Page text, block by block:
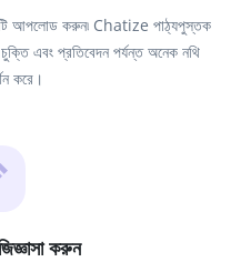
আপলোড করুন৷ Chatize পাঠ্যপুস্তক
এবং প্রতিবেদন পর্যন্ত অনেক নথি
করে।
করুন